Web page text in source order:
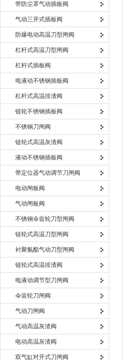
带防尘罩气动插板阀
气动三开式插板阀
防爆电动高温刀型闸阀
杠杆式高温刀型闸阀
杠杆式插板阀
电液动不锈钢插板阀
杠杆式高温排渣阀
链轮不锈钢插板阀
不锈钢刀闸阀
链轮式高温灰渣阀
液动不锈钢插板阀
带定位器气动调节刀闸阀
电动闸板阀
气动闸板阀
不锈钢伞齿轮刀型闸阀
链轮式高温刀型闸阀
衬聚氨酯气动刀型闸阀
链轮式高温排渣阀
电液动调节型刀闸阀
伞齿轮刀闸阀
气动刀闸阀
气动高温灰渣阀
电动高温灰渣阀
双气缸对开式刀闸阀